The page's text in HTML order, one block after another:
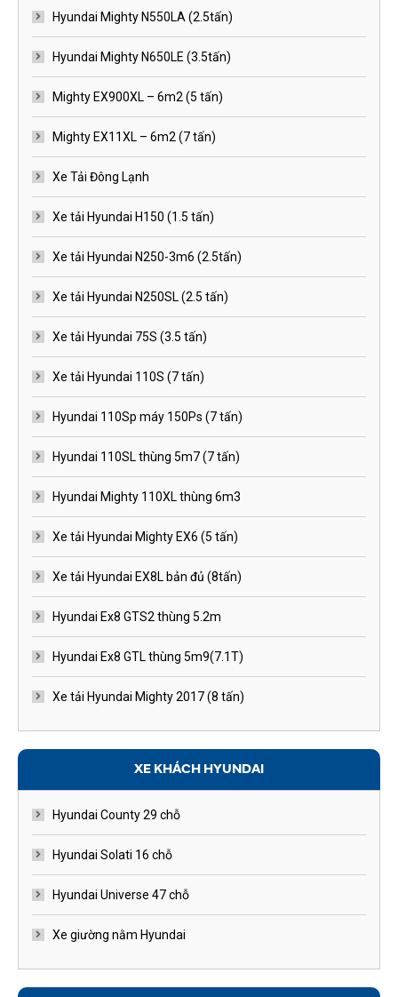
Hyundai Mighty N550LA (2.5tấn)
Hyundai Mighty N650LE (3.5tấn)
Mighty EX900XL – 6m2 (5 tấn)
Mighty EX11XL – 6m2 (7 tấn)
Xe Tải Đông Lạnh
Xe tải Hyundai H150 (1.5 tấn)
Xe tải Hyundai N250-3m6 (2.5tấn)
Xe tải Hyundai N250SL (2.5 tấn)
Xe tải Hyundai 75S (3.5 tấn)
Xe tải Hyundai 110S (7 tấn)
Hyundai 110Sp máy 150Ps (7 tấn)
Hyundai 110SL thùng 5m7 (7 tấn)
Hyundai Mighty 110XL thùng 6m3
Xe tải Hyundai Mighty EX6 (5 tấn)
Xe tải Hyundai EX8L bản đủ (8tấn)
Hyundai Ex8 GTS2 thùng 5.2m
Hyundai Ex8 GTL thùng 5m9(7.1T)
Xe tải Hyundai Mighty 2017 (8 tấn)
XE KHÁCH HYUNDAI
Hyundai County 29 chỗ
Hyundai Solati 16 chỗ
Hyundai Universe 47 chỗ
Xe giường nằm Hyundai